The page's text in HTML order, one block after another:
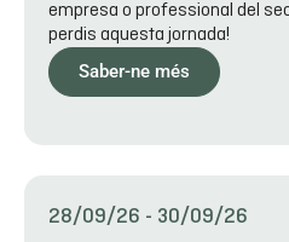
empresa o professional del
perdis aquesta jornada!
Saber-ne més
28/09/26 - 30/09/26